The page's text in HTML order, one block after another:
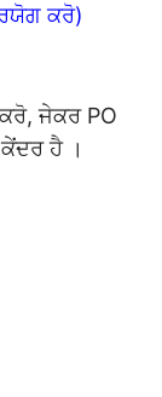
ਕਰੋ)
ਜੇਕਰ PO
ਹੈ ।